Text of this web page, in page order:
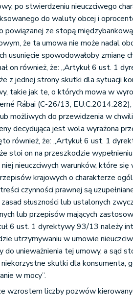
po stwierdzeniu nieuczciwego
do waluty obcej i
powiązanej ze stopą
że ta umowa nie może nadal
usunięcie spowodowałoby zmianę
on również, że: „Artykuł 6 ust. 1
z jednej strony skutki dla sytuacji
takie jak te, o których mowa w
Rábai (C-26/13,
możliwych do przewidzenia w
decydująca jest wola wyrażona
również, że: „Artykuł 6 ust. 1
stoi on na przeszkodzie
nieuczciwych warunków, które się
krajowych o charakterze
czynności prawnej są
słuszności lub ustalonych
lub przepisów mających
6 ust. 1 dyrektywy 93/13 należy
utrzymywaniu w umowie
do unieważnienia tej umowy, a sąd
niekorzystne skutki dla konsumenta,
w mocy”.
wzrostem liczby pozwów